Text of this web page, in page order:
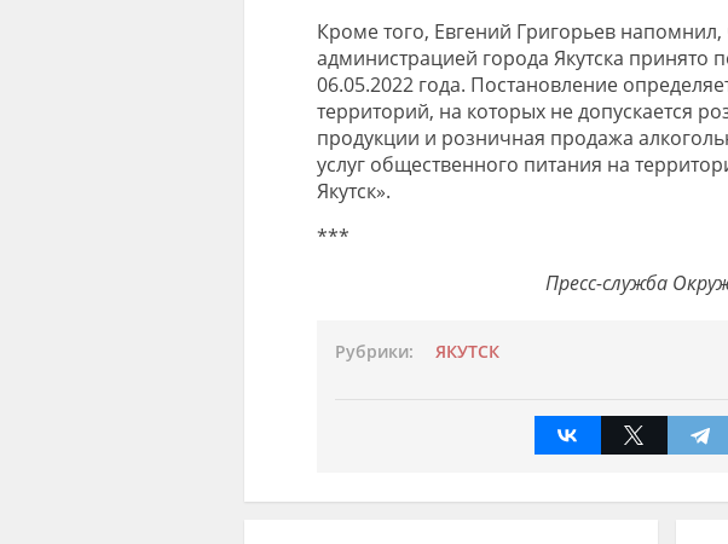
Кроме того, Евгений Григорьев
администрацией города Якутска принято
06.05.2022 года. Постановление
территорий, на которых не допускается
продукции и розничная продажа
услуг общественного питания на
Якутск».
***
Пресс-служба
Рубрики: ЯКУТСК